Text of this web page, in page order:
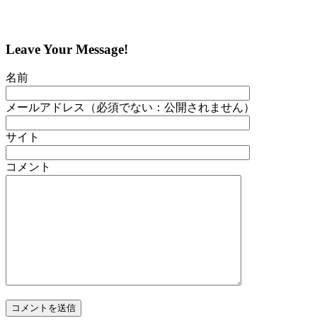
Leave Your Message!
名前
メールアドレス（必須でない：公開されません）
サイト
コメント